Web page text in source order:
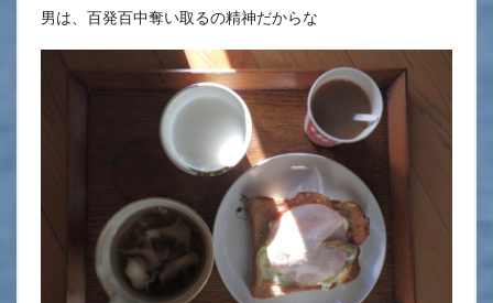
男は、百発百中奪い取るの精神だからな